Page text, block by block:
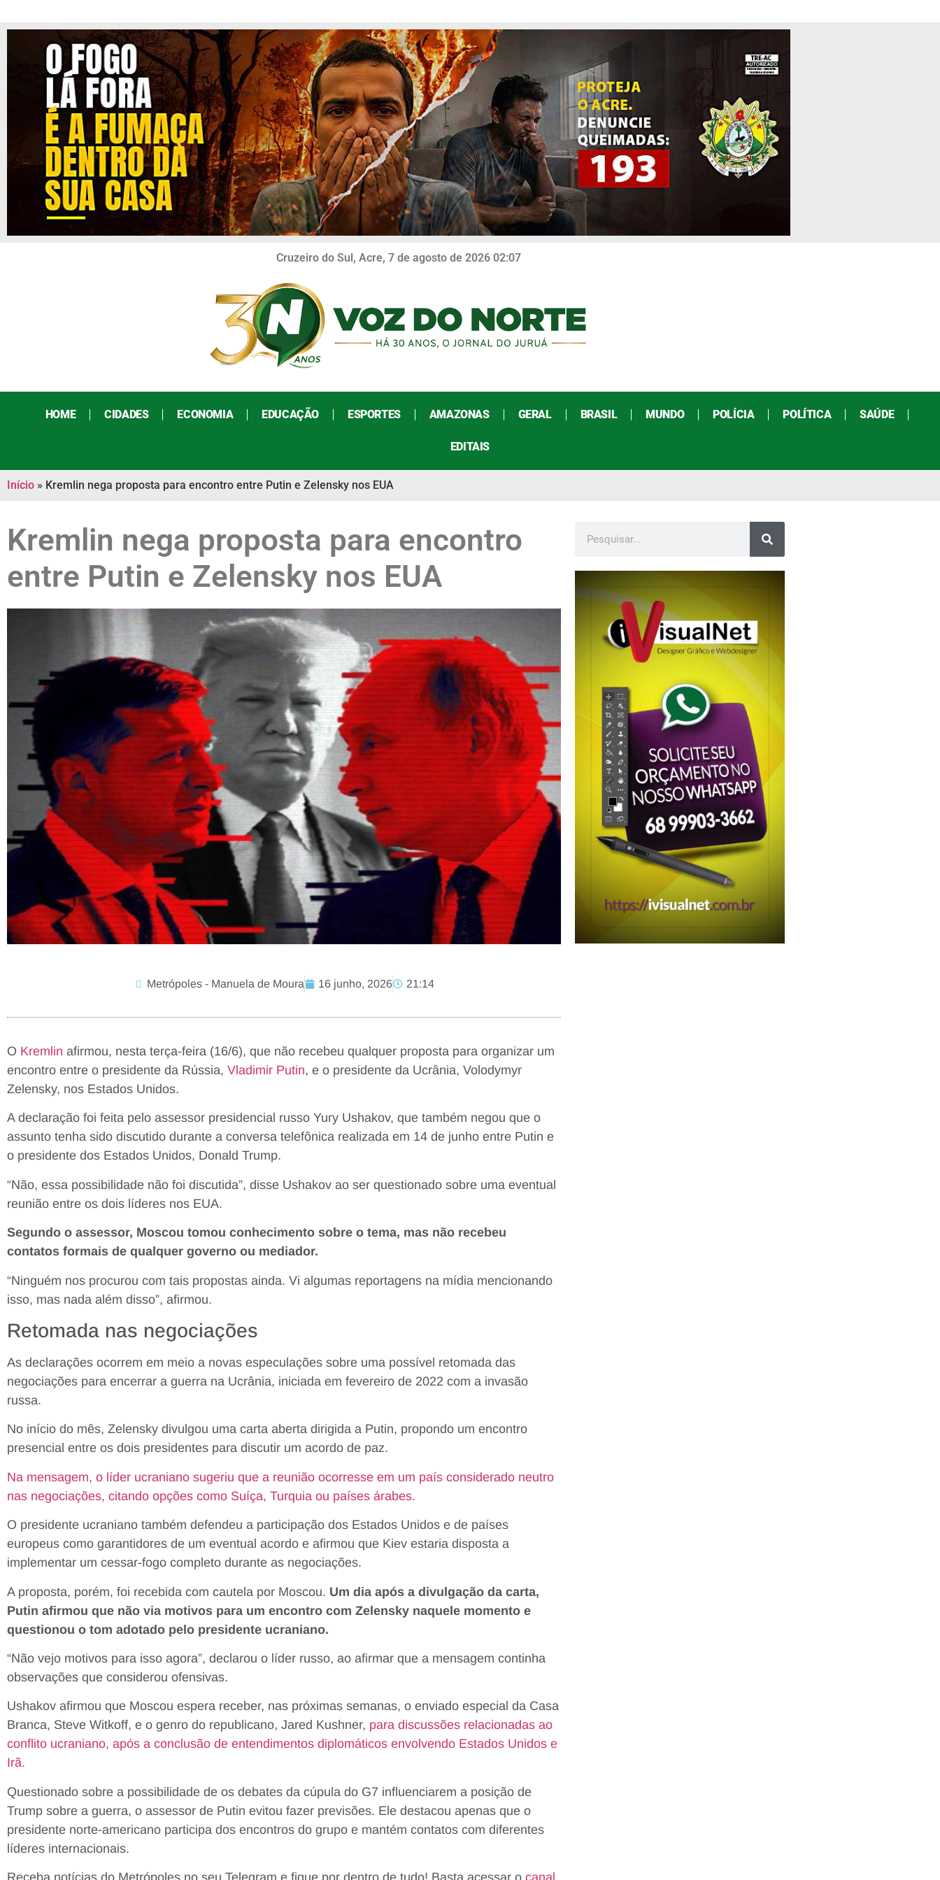
Cruzeiro do Sul, Acre, 7 de agosto de 2026 02:07
HOME CIDADES ECONOMIA EDUCAÇÃO ESPORTES AMAZONAS GERAL BRASIL MUNDO POLÍCIA POLÍTICA SAÚDE
EDITAIS
Início » Kremlin nega proposta para encontro entre Putin e Zelensky nos EUA
Kremlin nega proposta para encontro
entre Putin e Zelensky nos EUA
Metrópoles - Manuela de Moura 16 junho, 2026 21:14
O Kremlin afirmou, nesta terça-feira (16/6), que não recebeu qualquer proposta para organizar um
encontro entre o presidente da Rússia, Vladimir Putin, e o presidente da Ucrânia, Volodymyr
Zelensky, nos Estados Unidos.
A declaração foi feita pelo assessor presidencial russo Yury Ushakov, que também negou que o
assunto tenha sido discutido durante a conversa telefônica realizada em 14 de junho entre Putin e
o presidente dos Estados Unidos, Donald Trump.
“Não, essa possibilidade não foi discutida”, disse Ushakov ao ser questionado sobre uma eventual
reunião entre os dois líderes nos EUA.
Segundo o assessor, Moscou tomou conhecimento sobre o tema, mas não recebeu
contatos formais de qualquer governo ou mediador.
“Ninguém nos procurou com tais propostas ainda. Vi algumas reportagens na mídia mencionando
isso, mas nada além disso”, afirmou.
Retomada nas negociações
As declarações ocorrem em meio a novas especulações sobre uma possível retomada das
negociações para encerrar a guerra na Ucrânia, iniciada em fevereiro de 2022 com a invasão
russa.
No início do mês, Zelensky divulgou uma carta aberta dirigida a Putin, propondo um encontro
presencial entre os dois presidentes para discutir um acordo de paz.
Na mensagem, o líder ucraniano sugeriu que a reunião ocorresse em um país considerado neutro
nas negociações, citando opções como Suíça, Turquia ou países árabes.
O presidente ucraniano também defendeu a participação dos Estados Unidos e de países
europeus como garantidores de um eventual acordo e afirmou que Kiev estaria disposta a
implementar um cessar-fogo completo durante as negociações.
A proposta, porém, foi recebida com cautela por Moscou. Um dia após a divulgação da carta,
Putin afirmou que não via motivos para um encontro com Zelensky naquele momento e
questionou o tom adotado pelo presidente ucraniano.
“Não vejo motivos para isso agora”, declarou o líder russo, ao afirmar que a mensagem continha
observações que considerou ofensivas.
Ushakov afirmou que Moscou espera receber, nas próximas semanas, o enviado especial da Casa
Branca, Steve Witkoff, e o genro do republicano, Jared Kushner, para discussões relacionadas ao
conflito ucraniano, após a conclusão de entendimentos diplomáticos envolvendo Estados Unidos e
Irã.
Questionado sobre a possibilidade de os debates da cúpula do G7 influenciarem a posição de
Trump sobre a guerra, o assessor de Putin evitou fazer previsões. Ele destacou apenas que o
presidente norte-americano participa dos encontros do grupo e mantém contatos com diferentes
líderes internacionais.